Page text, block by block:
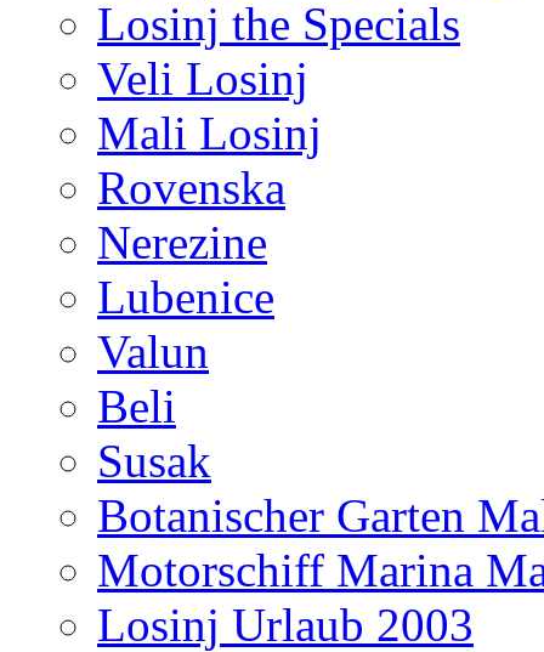
Losinj the Specials
Veli Losinj
Mali Losinj
Rovenska
Nerezine
Lubenice
Valun
Beli
Susak
Botanischer Garten
Motorschiff Marina
Losinj Urlaub 2003